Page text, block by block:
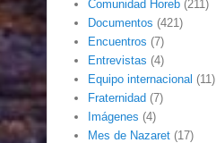
Comunidad Horeb (211)
Documentos (421)
Encuentros (7)
Entrevistas (4)
Equipo internacional (11)
Fraternidad (7)
Imágenes (4)
Mes de Nazaret (17)